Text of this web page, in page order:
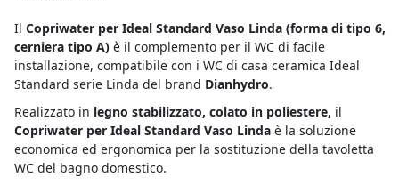
Il Copriwater per Ideal Standard Vaso Linda(forma di tipo 6,
cerniera tipo A) è il complemento per il WC di facile
installazione, compatibile con i WC di casa ceramica Ideal
Standard serie Linda del brand Dianhydro.
Realizzato in legno stabilizzato, colato in poliestere, il
Copriwater per Ideal Standard Vaso Lindaè la soluzione
economica ed ergonomica per la sostituzione della tavoletta
WC del bagno domestico.